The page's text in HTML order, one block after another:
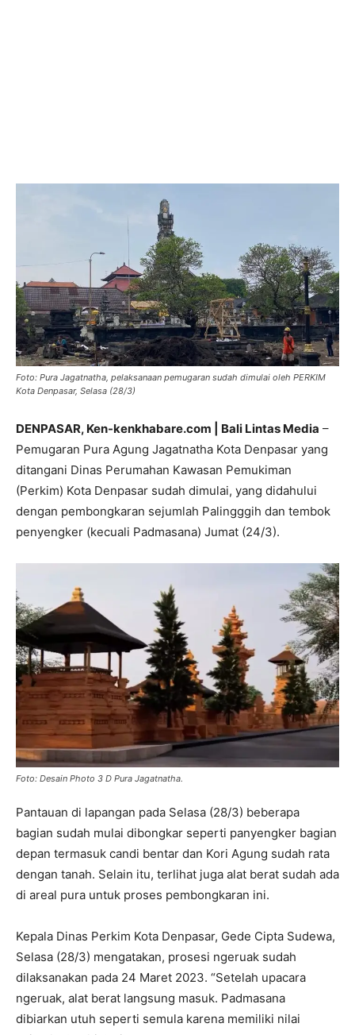
Foto: Pura Jagatnatha, pelaksanaan pemugaran sudah dimulai oleh PERKIM
Kota Denpasar, Selasa (28/3)
DENPASAR, Ken-kenkhabare.com | Bali Lintas Media –
Pemugaran Pura Agung Jagatnatha Kota Denpasar yang
ditangani Dinas Perumahan Kawasan Pemukiman
(Perkim) Kota Denpasar sudah dimulai, yang didahului
dengan pembongkaran sejumlah Palingggih dan tembok
penyengker (kecuali Padmasana) Jumat (24/3).
Foto: Desain Photo 3 D Pura Jagatnatha.
Pantauan di lapangan pada Selasa (28/3) beberapa
bagian sudah mulai dibongkar seperti panyengker bagian
depan termasuk candi bentar dan Kori Agung sudah rata
dengan tanah. Selain itu, terlihat juga alat berat sudah ada
di areal pura untuk proses pembongkaran ini.
Kepala Dinas Perkim Kota Denpasar, Gede Cipta Sudewa,
Selasa (28/3) mengatakan, prosesi ngeruak sudah
dilaksanakan pada 24 Maret 2023. “Setelah upacara
ngeruak, alat berat langsung masuk. Padmasana
dibiarkan utuh seperti semula karena memiliki nilai